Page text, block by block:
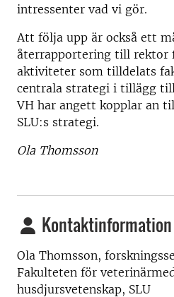
intressenter vad vi gör.
Att följa upp är också ett
återrapportering till rektor
aktiviteter som tilldelats
centrala strategi i tillägg
VH har angett kopplar an
SLU:s strategi.
Ola Thomsson
Kontaktinformation
Ola Thomsson,
Fakulteten för
husdjursvetenskap, SLU